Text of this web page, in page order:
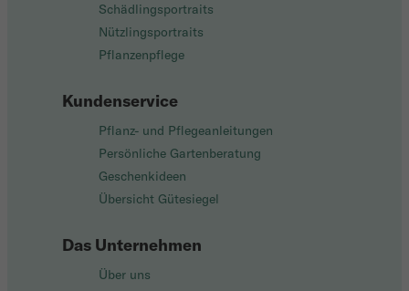
Schädlingsportraits
Nützlingsportraits
Pflanzenpflege
Kundenservice
Pflanz- und Pflegeanleitungen
Persönliche Gartenberatung
Geschenkideen
Übersicht Gütesiegel
Das Unternehmen
Über uns